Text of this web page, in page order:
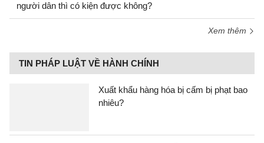
người dân thì có kiện được không?
Xem thêm
TIN PHÁP LUẬT VỀ HÀNH CHÍNH
Xuất khẩu hàng hóa bị cấm bị phạt bao
nhiêu?